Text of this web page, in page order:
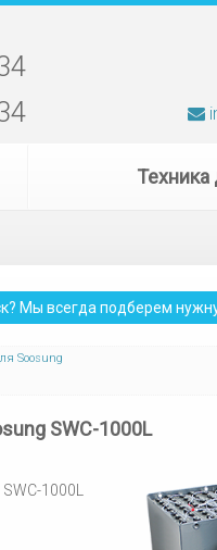
Техника
Мы всегда подберем
Soosung
SWC-1000L
1000L